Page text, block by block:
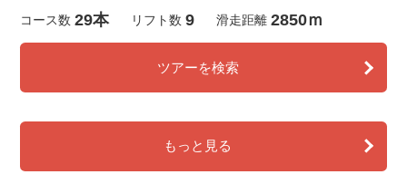
コース数 29本 リフト数 9 滑走距離 2850ｍ
ツアーを検索
もっと見る